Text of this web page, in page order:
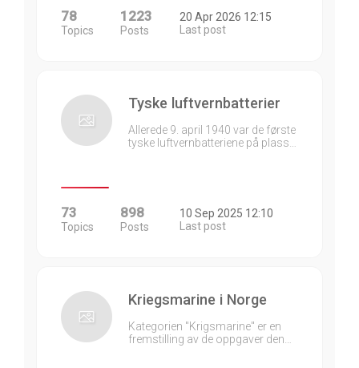
78
Topics
1223
Posts
20 Apr 2026 12:15
Last post
Tyske luftvernbatterier
Allerede 9. april 1940 var de første
tyske luftvernbatteriene på plass…
73
Topics
898
Posts
10 Sep 2025 12:10
Last post
Kriegsmarine i Norge
Kategorien "Krigsmarine" er en
fremstilling av de oppgaver den…